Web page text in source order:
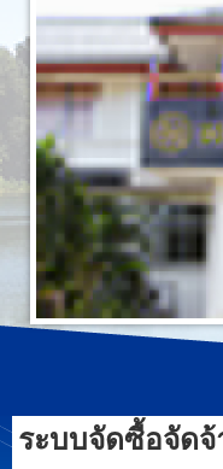
ระบบจัดซื้อจัดจ้